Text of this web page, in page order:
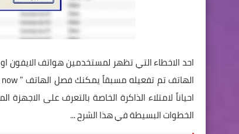
احد الاخطاء التي تظهر لمستخدمين هواتف الايفون
احياناً لامتلاء الذاكرة الخاصة بالتعرف على
الخطوات البسيطة في هذا الشرح ...